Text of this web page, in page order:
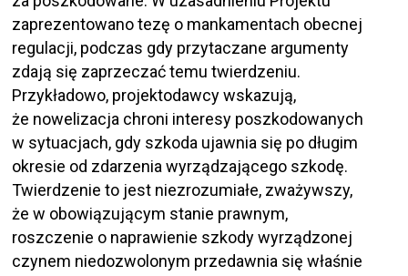
zaprezentowano tezę o mankamentach obecnej
regulacji, podczas gdy przytaczane argumenty
zdają się zaprzeczać temu twierdzeniu.
Przykładowo, projektodawcy wskazują,
że nowelizacja chroni interesy poszkodowanych
w sytuacjach, gdy szkoda ujawnia się po długim
okresie od zdarzenia wyrządzającego szkodę.
Twierdzenie to jest niezrozumiałe, zważywszy,
że w obowiązującym stanie prawnym,
roszczenie o naprawienie szkody wyrządzonej
czynem niedozwolonym przedawnia się właśnie